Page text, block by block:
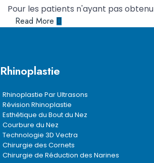
Pour les patients n'ayant pas obtenu
Read More
Rhinoplastie
Rhinoplastie Par Ultrasons
Révision Rhinoplastie
Esthétique du Bout du Nez
Courbure du Nez
Technologie 3D Vectra
Chirurgie des Cornets
Chirurgie de Réduction des Narines